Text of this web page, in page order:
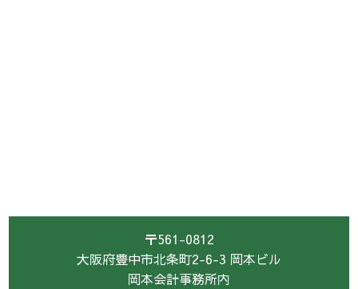
〒561-0812
大阪府豊中市北条町2-6-3 岡本ビル
岡本会計事務所内